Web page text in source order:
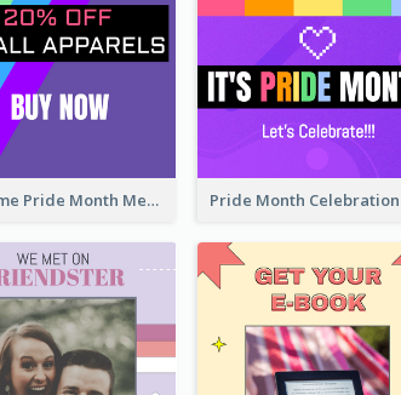
Awesome Pride Month Merch Instagram Story Design